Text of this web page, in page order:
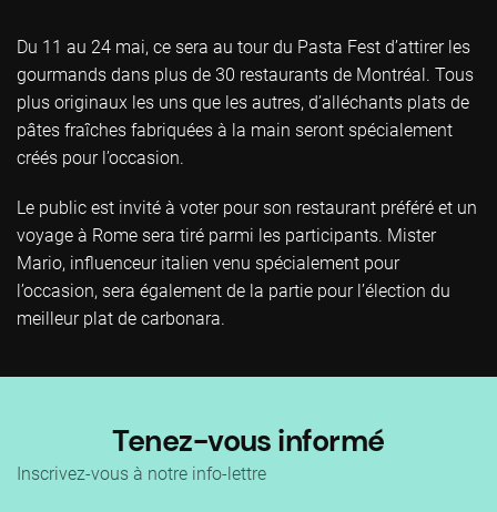
Du 11 au 24 mai, ce sera au tour du Pasta Fest d’attirer les
gourmands dans plus de 30 restaurants de Montréal. Tous
plus originaux les uns que les autres, d’alléchants plats de
pâtes fraîches fabriquées à la main seront spécialement
créés pour l’occasion.
Le public est invité à voter pour son restaurant préféré et un
voyage à Rome sera tiré parmi les participants. Mister
Mario, influenceur italien venu spécialement pour
l’occasion, sera également de la partie pour l’élection du
meilleur plat de carbonara.
Tenez-vous informé
Inscrivez-vous à notre info-lettre